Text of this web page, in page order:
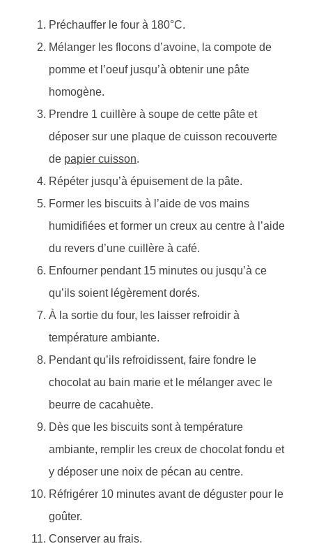
Préchauffer le four à 180°C.
Mélanger les flocons d’avoine, la compote de
pomme et l’oeuf jusqu’à obtenir une pâte
homogène.
Prendre 1 cuillère à soupe de cette pâte et
déposer sur une plaque de cuisson recouverte
de papier cuisson.
Répéter jusqu’à épuisement de la pâte.
Former les biscuits à l’aide de vos mains
humidifiées et former un creux au centre à l’aide
du revers d’une cuillère à café.
Enfourner pendant 15 minutes ou jusqu’à ce
qu’ils soient légèrement dorés.
À la sortie du four, les laisser refroidir à
température ambiante.
Pendant qu’ils refroidissent, faire fondre le
chocolat au bain marie et le mélanger avec le
beurre de cacahuète.
Dès que les biscuits sont à température
ambiante, remplir les creux de chocolat fondu et
y déposer une noix de pécan au centre.
Réfrigérer 10 minutes avant de déguster pour le
goûter.
Conserver au frais.